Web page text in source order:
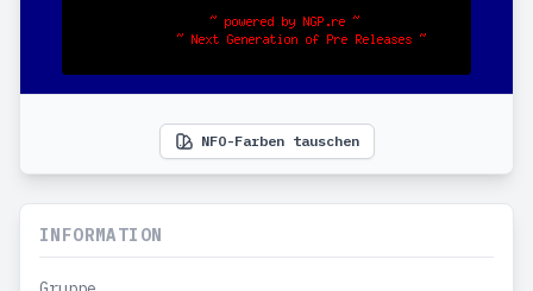
NFO-Farben tauschen
INFORMATION